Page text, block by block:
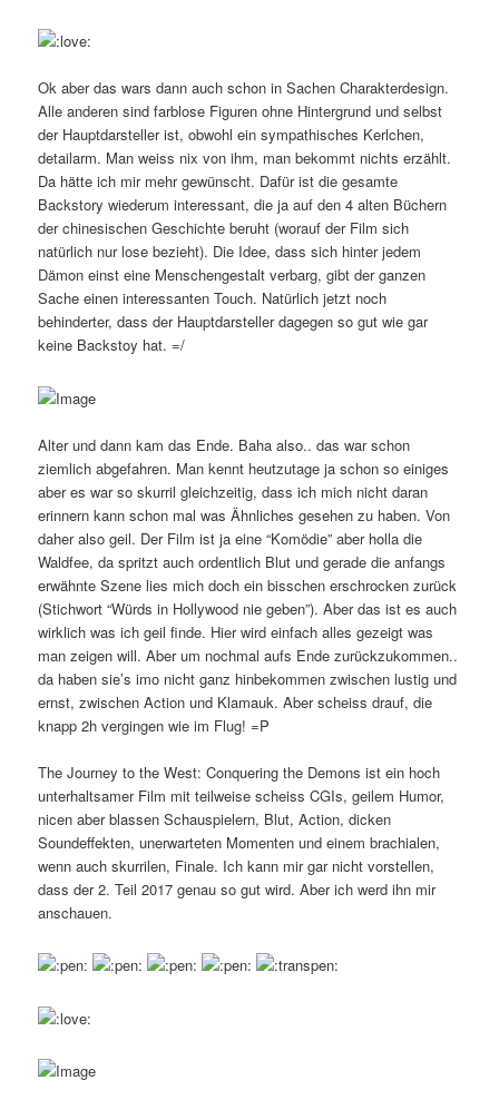
Ok aber das wars dann auch schon in Sachen Charakterdesign.
Alle anderen sind farblose Figuren ohne Hintergrund und selbst
der Hauptdarsteller ist, obwohl ein sympathisches Kerlchen,
detailarm. Man weiss nix von ihm, man bekommt nichts erzählt.
Da hätte ich mir mehr gewünscht. Dafür ist die gesamte
Backstory wiederum interessant, die ja auf den 4 alten Büchern
der chinesischen Geschichte beruht (worauf der Film sich
natürlich nur lose bezieht). Die Idee, dass sich hinter jedem
Dämon einst eine Menschengestalt verbarg, gibt der ganzen
Sache einen interessanten Touch. Natürlich jetzt noch
behinderter, dass der Hauptdarsteller dagegen so gut wie gar
keine Backstoy hat. =/
Alter und dann kam das Ende. Baha also.. das war schon
ziemlich abgefahren. Man kennt heutzutage ja schon so einiges
aber es war so skurril gleichzeitig, dass ich mich nicht daran
erinnern kann schon mal was Ähnliches gesehen zu haben. Von
daher also geil. Der Film ist ja eine “Komödie” aber holla die
Waldfee, da spritzt auch ordentlich Blut und gerade die anfangs
erwähnte Szene lies mich doch ein bisschen erschrocken zurück
(Stichwort “Würds in Hollywood nie geben”). Aber das ist es auch
wirklich was ich geil finde. Hier wird einfach alles gezeigt was
man zeigen will. Aber um nochmal aufs Ende zurückzukommen..
da haben sie’s imo nicht ganz hinbekommen zwischen lustig und
ernst, zwischen Action und Klamauk. Aber scheiss drauf, die
knapp 2h vergingen wie im Flug! =P
The Journey to the West: Conquering the Demons ist ein hoch
unterhaltsamer Film mit teilweise scheiss CGIs, geilem Humor,
nicen aber blassen Schauspielern, Blut, Action, dicken
Soundeffekten, unerwarteten Momenten und einem brachialen,
wenn auch skurrilen, Finale. Ich kann mir gar nicht vorstellen,
dass der 2. Teil 2017 genau so gut wird. Aber ich werd ihn mir
anschauen.